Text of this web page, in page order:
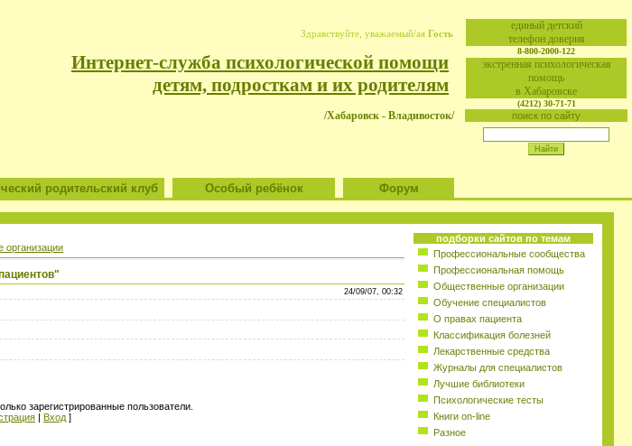
eдиный детский
телефон доверия
8-800-2000-122
экстренная психологическая
помощь
в Хабаровске
(4212) 30-71-71
поиск по сайту
Здравствуйте, уважаемый/ая Гость
Интернет-служба психологической помощи
детям, подросткам и их родителям
/Хабаровск - Владивосток/
родительский клуб Особый ребёнок Форум
организации
24/09/07, 00:32
зарегистрированные пользователи.
| Вход ]
подборки сайтов по темам
Профессиональные сообщества
Профессиональная помощь
Общественные организации
Обучение специалистов
О правах пациента
Классификация болезней
Лекарственные средства
Журналы для специалистов
Лучшие библиотеки
Психологические тесты
Книги on-line
Разное